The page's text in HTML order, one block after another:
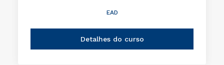
EAD
Detalhes do curso